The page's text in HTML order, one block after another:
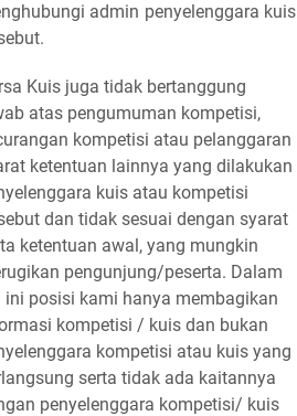
admin penyelenggara kuis
Kuis juga tidak bertanggung
atas pengumuman kompetisi,
kompetisi atau pelanggaran
ketentuan lainnya yang dilakukan
kuis atau kompetisi
dan tidak sesuai dengan syarat
ketentuan awal, yang mungkin
pengunjung/peserta. Dalam
ini posisi kami hanya membagikan
kompetisi / kuis dan bukan
kompetisi atau kuis yang
serta tidak ada kaitannya
penyelenggara kompetisi/ kuis